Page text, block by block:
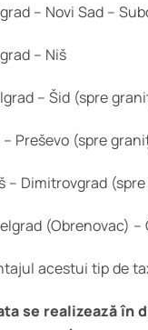
– Novi Sad –
– Niš
– Šid (spre
– Preševo (spre
– Dimitrovgrad
(Obrenovac)
acestui tip de
se realizează în